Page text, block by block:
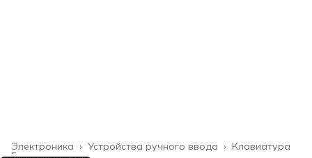
Клавиатура
Устройства ручного ввода ›
Электроника ›